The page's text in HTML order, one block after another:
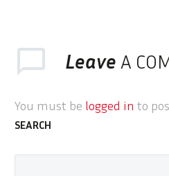
des
Leave A
You must be logged in to
SEARCH